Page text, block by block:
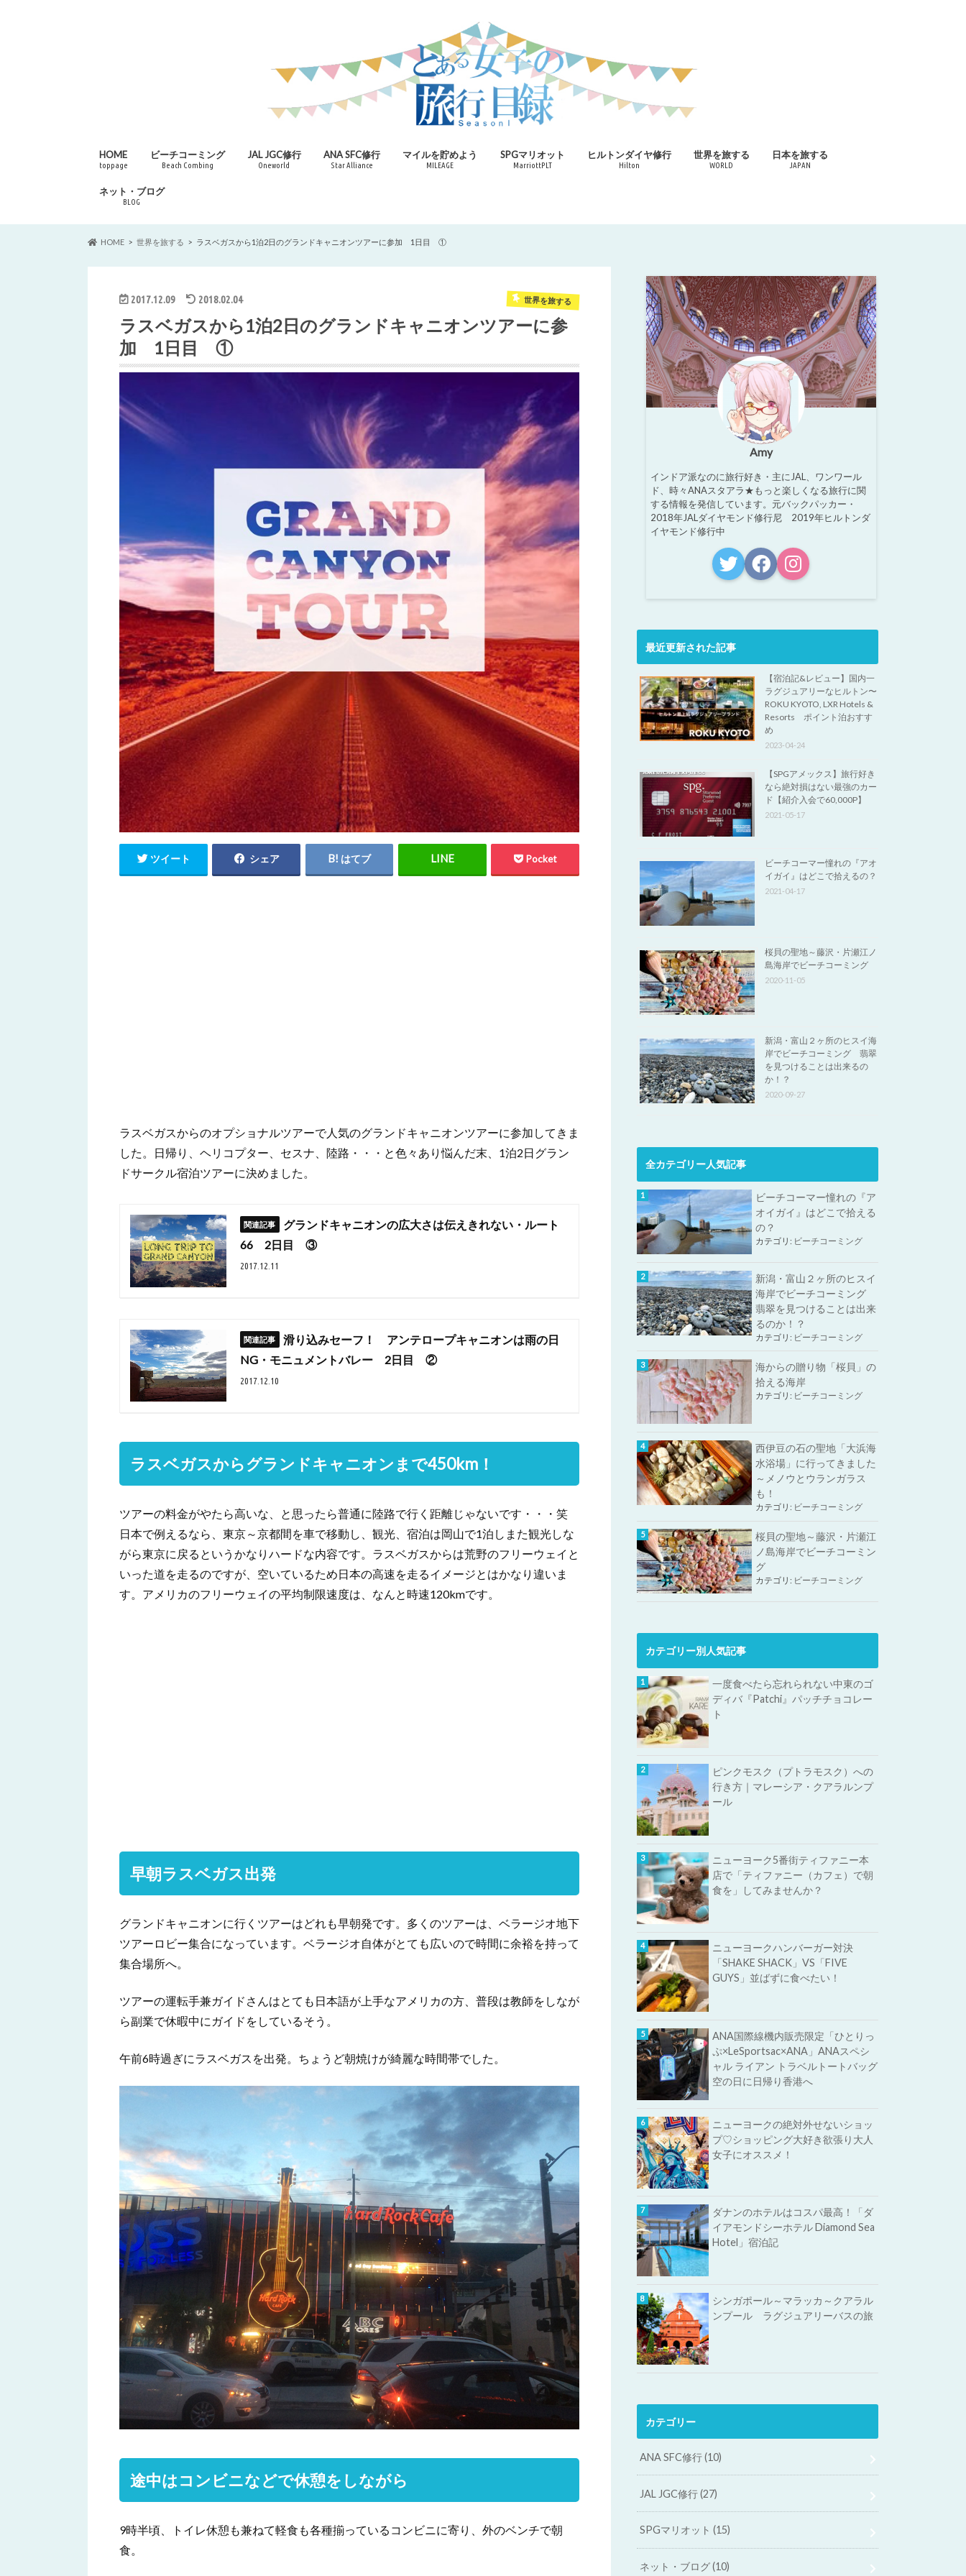
HOME
toppage
ビーチコーミング
Beach Combing
JAL JGC修行
Oneworld
ANA SFC修行
Star Alliance
マイルを貯めよう
MILEAGE
SPGマリオット
MarriottPLT
ヒルトンダイヤ修行
Hilton
世界を旅する
WORLD
日本を旅する
JAPAN
ネット・ブログ
BLOG
HOME 世界を旅する ラスベガスから1泊2日のグランドキャニオンツアーに参加 1日目 ①
2017.12.09 2018.02.04 世界を旅する
ラスベガスから1泊2日のグランドキャニオンツアーに参
加 1日目 ①
ツイート シェア はてブ Pocket
ラスベガスからのオプショナルツアーで人気のグランドキャニオンツアーに参加してきま
した。日帰り、ヘリコプター、セスナ、陸路・・・と色々あり悩んだ末、1泊2日グラン
ドサークル宿泊ツアーに決めました。
グランドキャニオンの広大さは伝えきれない・ルート
66 2日目 ③
2017.12.11
滑り込みセーフ！ アンテロープキャニオンは雨の日
NG・モニュメントバレー 2日目 ②
2017.12.10
ラスベガスからグランドキャニオンまで450km！
ツアーの料金がやたら高いな、と思ったら普通に陸路で行く距離じゃないです・・・笑
日本で例えるなら、東京～京都間を車で移動し、観光、宿泊は岡山で1泊しまた観光しな
がら東京に戻るというかなりハードな内容です。ラスベガスからは荒野のフリーウェイと
いった道を走るのですが、空いているため日本の高速を走るイメージとはかなり違いま
す。アメリカのフリーウェイの平均制限速度は、なんと時速120kmです。
早朝ラスベガス出発
グランドキャニオンに行くツアーはどれも早朝発です。多くのツアーは、ベラージオ地下
ツアーロビー集合になっています。ベラージオ自体がとても広いので時間に余裕を持って
集合場所へ。
ツアーの運転手兼ガイドさんはとても日本語が上手なアメリカの方、普段は教師をしなが
ら副業で休暇中にガイドをしているそう。
午前6時過ぎにラスベガスを出発。ちょうど朝焼けが綺麗な時間帯でした。
途中はコンビニなどで休憩をしながら
9時半頃、トイレ休憩も兼ねて軽食も各種揃っているコンビニに寄り、外のベンチで朝
食。
Amy
インドア派なのに旅行好き・主にJAL、ワンワール
ド、時々ANAスタアラ★もっと楽しくなる旅行に関
する情報を発信しています。元バックパッカー・
2018年JALダイヤモンド修行尼 2019年ヒルトンダ
イヤモンド修行中
最近更新された記事
【宿泊記&レビュー】国内一
ラグジュアリーなヒルトン〜
ROKU KYOTO, LXR Hotels &
Resorts ポイント泊おすす
め
2023-04-24
【SPGアメックス】旅行好き
なら絶対損はない最強のカー
ド【紹介入会で60,000P】
2021-05-17
ビーチコーマー憧れの『アオ
イガイ』はどこで拾えるの？
2021-04-17
桜貝の聖地～藤沢・片瀬江ノ
島海岸でビーチコーミング
2020-11-05
新潟・富山２ヶ所のヒスイ海
岸でビーチコーミング 翡翠
を見つけることは出来るの
か！？
2020-09-27
全カテゴリー人気記事
ビーチコーマー憧れの『ア
オイガイ』はどこで拾える
の？
カテゴリ: ビーチコーミング
新潟・富山２ヶ所のヒスイ
海岸でビーチコーミング
翡翠を見つけることは出来
るのか！？
カテゴリ: ビーチコーミング
海からの贈り物「桜貝」の
拾える海岸
カテゴリ: ビーチコーミング
西伊豆の石の聖地「大浜海
水浴場」に行ってきました
～メノウとウランガラス
も！
カテゴリ: ビーチコーミング
桜貝の聖地～藤沢・片瀬江
ノ島海岸でビーチコーミン
グ
カテゴリ: ビーチコーミング
カテゴリー別人気記事
一度食べたら忘れられない中東のゴ
ディバ『Patchi』パッチチョコレー
ト
ピンクモスク（プトラモスク）への
行き方｜マレーシア・クアラルンプ
ール
ニューヨーク5番街ティファニー本
店で「ティファニー（カフェ）で朝
食を」してみませんか？
ニューヨークハンバーガー対決
「SHAKE SHACK」VS「FIVE
GUYS」並ばずに食べたい！
ANA国際線機内販売限定「ひとりっ
ぷ×LeSportsac×ANA」ANAスペシ
ャル ライアン トラベルトートバッグ
空の日に日帰り香港へ
ニューヨークの絶対外せないショッ
プ♡ショッピング大好き欲張り大人
女子にオススメ！
ダナンのホテルはコスパ最高！「ダ
イアモンドシーホテル Diamond Sea
Hotel」宿泊記
シンガポール～マラッカ～クアラル
ンプール ラグジュアリーバスの旅
カテゴリー
ANA SFC修行(10)
JAL JGC修行(27)
SPGマリオット(15)
ネット・ブログ(10)